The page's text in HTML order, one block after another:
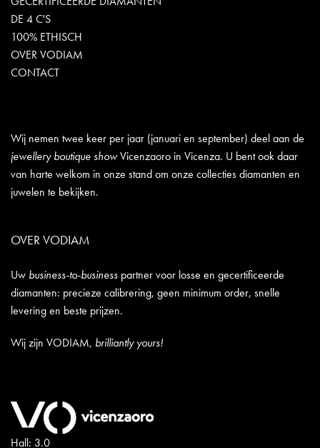
DE 4 C'S
100% ETHISCH
OVER VODIAM
CONTACT
Wij nemen twee keer per jaar (januari en september) deel aan de
jewellery boutique showVicenzaoro in Vicenza. U bent ook daar
van harte welkom in onze stand om onze collecties diamanten en
juwelen te bekijken.
OVER VODIAM
Uw business-to-business partner voor losse en gecertificeerde
diamanten: precieze calibrering, geen minimum order, snelle
levering en beste prijzen.
Wij zijn VODIAM, brilliantly yours!
Hall: 3.0